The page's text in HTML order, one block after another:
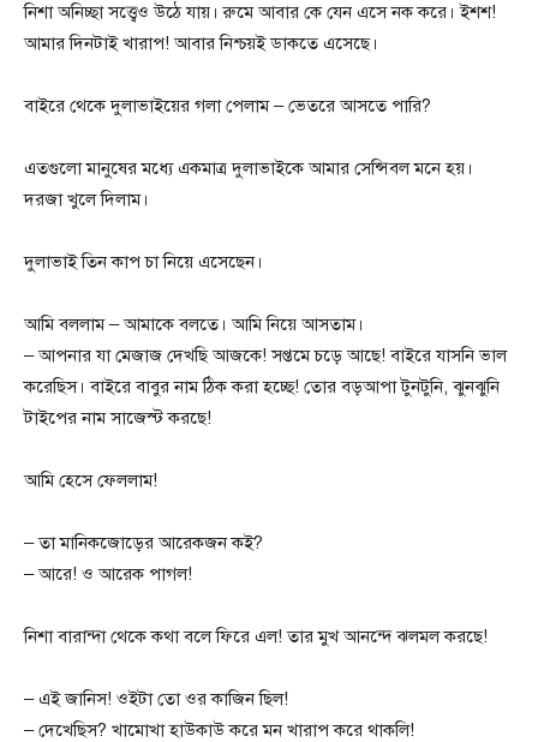
নিশা অনিচ্ছা সত্ত্বেও উঠে যায়। রুমে আবার কে যেন এসে নক করে। ইশশ!
আমার দিনটাই খারাপ! আবার নিশ্চয়ই ডাকতে এসেছে।
বাইরে থেকে দুলাভাইয়ের গলা পেলাম – ভেতরে আসতে পারি?
এতগুলো মানুষের মধ্যে একমাত্র দুলাভাইকে আমার সেন্সিবল মনে হয়।
দরজা খুলে দিলাম।
দুলাভাই তিন কাপ চা নিয়ে এসেছেন।
আমি বললাম – আমাকে বলতে। আমি নিয়ে আসতাম।
– আপনার যা মেজাজ দেখছি আজকে! সপ্তমে চড়ে আছে! বাইরে যাসনি ভাল
করেছিস। বাইরে বাবুর নাম ঠিক করা হচ্ছে! তোর বড়আপা টুনটুনি, ঝুনঝুনি
টাইপের নাম সাজেস্ট করছে!
আমি হেসে ফেললাম!
– তা মানিকজোড়ের আরেকজন কই?
– আরে! ও আরেক পাগল!
নিশা বারান্দা থেকে কথা বলে ফিরে এল! তার মুখ আনন্দে ঝলমল করছে!
– এই জানিস! ওইটা তো ওর কাজিন ছিল!
– দেখেছিস? খামোখা হাউকাউ করে মন খারাপ করে থাকলি!